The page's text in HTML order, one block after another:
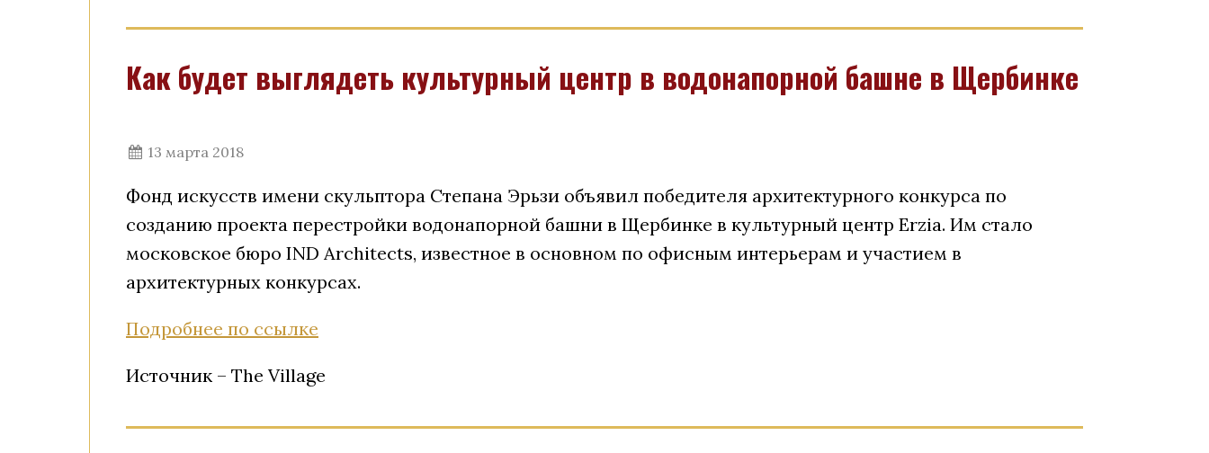
Как будет выглядеть культурный центр в водонапорной башне в Щербинке
13 марта 2018
Фонд искусств имени скульптора Степана Эрьзи объявил победителя архитектурного конкурса по
созданию проекта перестройки водонапорной башни в Щербинке в культурный центр Erzia. Им стало
московское бюро IND Architects, известное в основном по офисным интерьерам и участием в
архитектурных конкурсах.
Подробнее по ссылке
Источник – The Village